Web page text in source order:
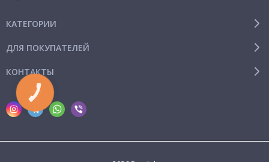
КАТЕГОРИИ
ДЛЯ ПОКУПАТЕЛЕЙ
КОНТАКТЫ
КНОПКА
СВЯЗИ